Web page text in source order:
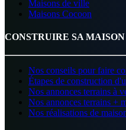
Maisons de ville
Maisons Cocoon
CONSTRUIRE SA MAISON
Nos conseils pour faire
Étapes de construction
Nos annonces terrains à
Nos annonces terrains +
Nos réalisations de